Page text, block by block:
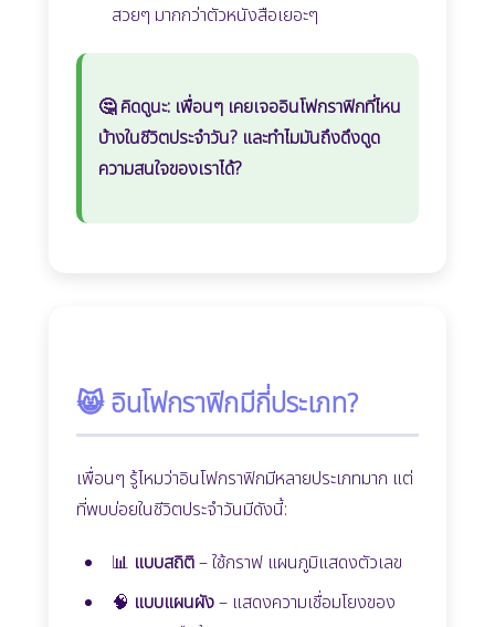
สวยๆ มากกว่าตัวหนังสือเยอะๆ
🤔 คิดดูนะ: เพื่อนๆ เคยเจออินโฟกราฟิกที่ไหน
บ้างในชีวิตประจำวัน? และทำไมมันถึงดึงดูด
ความสนใจของเราได้?
😸 อินโฟกราฟิกมีกี่ประเภท?
เพื่อนๆ รู้ไหมว่าอินโฟกราฟิกมีหลายประเภทมาก แต่
ที่พบบ่อยในชีวิตประจำวันมีดังนี้:
📊 แบบสถิติ– ใช้กราฟ แผนภูมิแสดงตัวเลข
🧠 แบบแผนผัง– แสดงความเชื่อมโยงของ